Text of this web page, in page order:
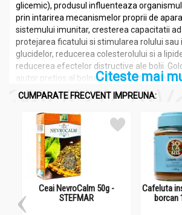
glicemic), produsul influenteaza
prin intarirea mecanismelor proprii de
sistemului imunitar, cresterea capacitatii
protejarea ficatului si stimularea rolului sau
glucidelor, reducerea colesterolului si a
reducerea efectelor distructive ale bolii.
ajutor pretios al bolnavului diabetic, cu
cu a antidiabeticelor orale, pe care le poate
Rolul ingredientelor:
Momordica charantia (Karela): fructele
Castravetelui-amar contin o polipeptida,
vegetala”, formata din 17 aminoacizi, din
asemanatoare cu a insulinei bovine,
in tratamentul diabetului non-insulino-
Azadirachta indica (Neem): are actiune
Citeste mai
CUMPARATE FRECVENT IMPREUNA:
Ceai NevroCalm 50g -
STEFMAR
Cafeluta
borcan